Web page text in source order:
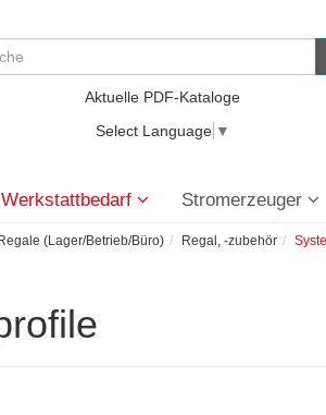
Aktuelle PDF-Kataloge
Select Language ▼
Stromerzeuger
Regale (Lager/Betrieb/Büro) Regal, -zubehör